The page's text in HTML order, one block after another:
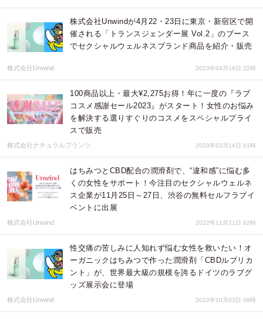
株式会社Unwindが4月22・23日に東京・新宿区で開
催される「トランスジェンダー展 Vol.2」のブース
でセクシャルウェルネスブランド商品を紹介・販売
株式会社Unwind 2023年04月16日 22時
100商品以上・最大¥2,275お得！年に一度の『ラブ
コスメ感謝セール2023』がスタート！女性のお悩み
を解決する選りすぐりのコスメをスペシャルプライ
スで販売
株式会社ナチュラルプランツ 2023年03月14日 01時
はちみつとCBD配合の潤滑剤で、“違和感”に悩む多
くの女性をサポート！今注目のセクシャルウェルネ
ス企業が11月25日～27日、渋谷の無料セルフラブイ
ベントに出展
株式会社Unwind 2022年11月21日 02時
性交痛の苦しみに人知れず悩む女性を救いたい！オ
ーガニックはちみつで作った潤滑剤「CBDルブリカ
ント」が、世界最大級の規模を誇るドイツのラブグ
ッズ展示会に登場
株式会社Unwind 2022年10月03日 08時